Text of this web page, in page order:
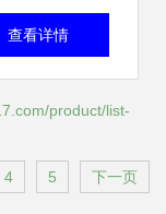
王牌 以数据
查看详情
product/list-
4 5 下一页